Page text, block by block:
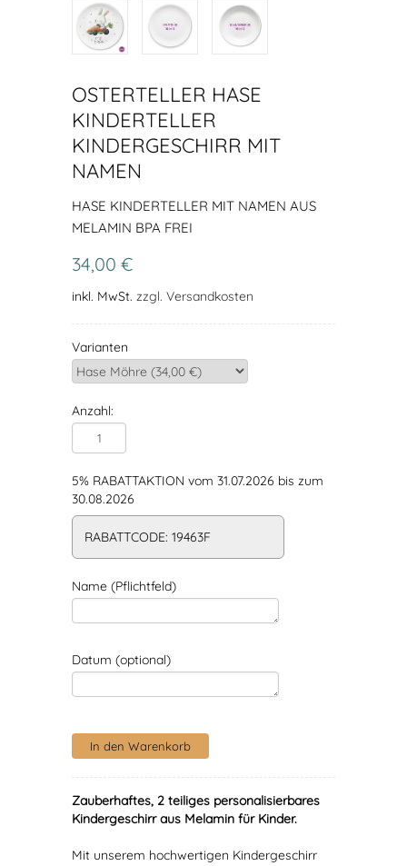
OSTERTELLER HASE
KINDERTELLER
KINDERGESCHIRR MIT
NAMEN
HASE KINDERTELLER MIT NAMEN AUS
MELAMIN BPA FREI
34,00 €
inkl. MwSt. zzgl. Versandkosten
Varianten
Anzahl:
5% RABATTAKTION vom 31.07.2026 bis zum
30.08.2026
RABATTCODE: 19463F
Name (Pflichtfeld)
Datum (optional)
Zauberhaftes, 2 teiliges personalisierbares
Kindergeschirr aus Melamin für Kinder.
Mit unserem hochwertigen Kindergeschirr